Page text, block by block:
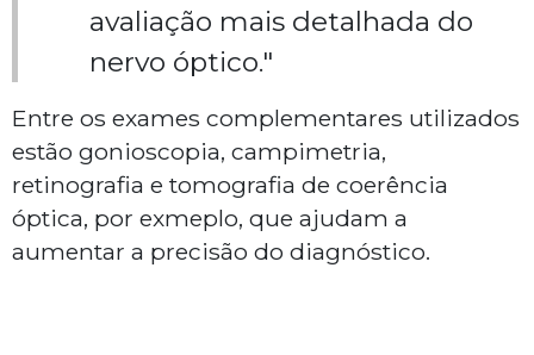
avaliação mais detalhada do
nervo óptico."
Entre os exames complementares utilizados
estão gonioscopia, campimetria,
retinografia e tomografia de coerência
óptica, por exmeplo, que ajudam a
aumentar a precisão do diagnóstico.